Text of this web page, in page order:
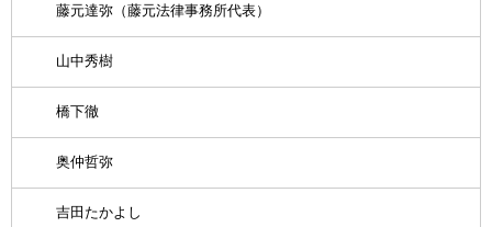
藤元達弥（藤元法律事務所代表）
山中秀樹
橋下徹
奥仲哲弥
吉田たかよし